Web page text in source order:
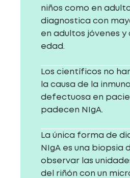
niños como en
diagnostica con
en adultos jóvenes y
edad.
Los científicos no
la causa de la
defectuosa en
padecen NIgA.
La única forma de
NIgA es una biopsia
observar las
del riñón con un